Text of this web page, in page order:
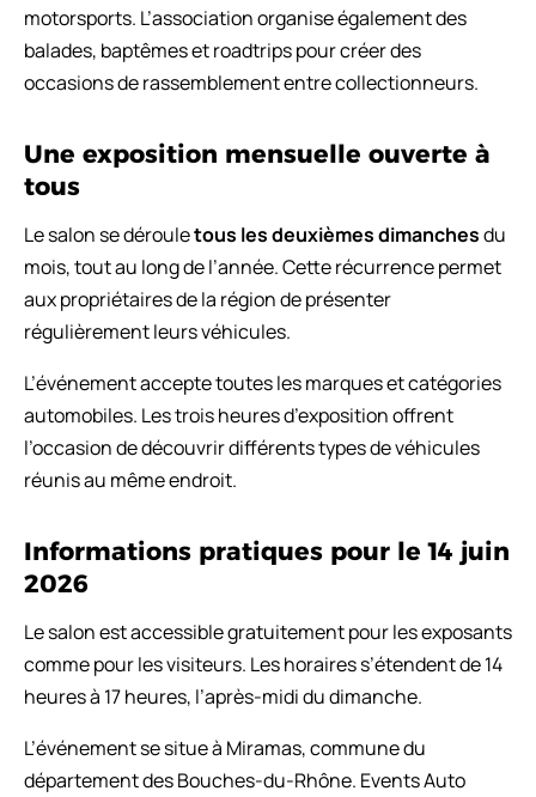
motorsports. L’association organise également des
balades, baptêmes et roadtrips pour créer des
occasions de rassemblement entre collectionneurs.
Une exposition mensuelle ouverte à
tous
Le salon se dérouletous les deuxièmes dimanchesdu
mois, tout au long de l’année. Cette récurrence permet
aux propriétaires de la région de présenter
régulièrement leurs véhicules.
L’événement accepte toutes les marques et catégories
automobiles. Les trois heures d’exposition offrent
l’occasion de découvrir différents types de véhicules
réunis au même endroit.
Informations pratiques pour le 14 juin
2026
Le salon est accessible gratuitement pour les exposants
comme pour les visiteurs. Les horaires s’étendent de 14
heures à 17 heures, l’après-midi du dimanche.
L’événement se situe à Miramas, commune du
département des Bouches-du-Rhône. Events Auto